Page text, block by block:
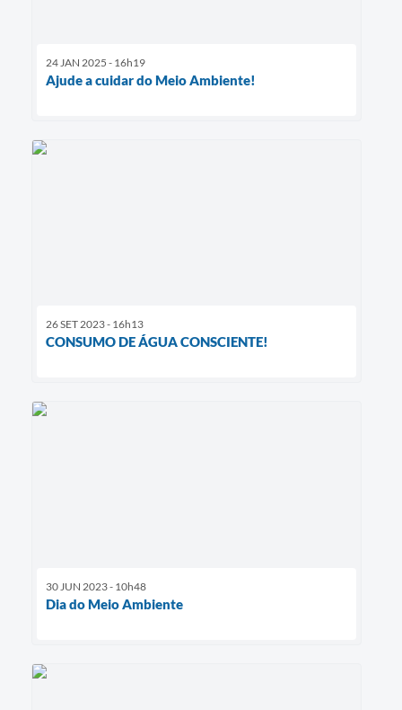
24 JAN 2025 - 16h19
Ajude a cuidar do Meio Ambiente!
26 SET 2023 - 16h13
CONSUMO DE ÁGUA CONSCIENTE!
30 JUN 2023 - 10h48
Dia do Meio Ambiente